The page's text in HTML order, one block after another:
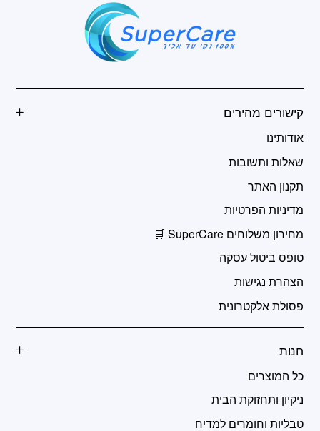
קישורים מהירים
אודותינו
שאלות ותשובות
תקנון האתר
מדיניות הפרטיות
מחירון משלוחים SuperCare 🛒
טופס ביטול עסקה
הצהרת נגישות
פסולת אלקטרונית
חנות
כל המוצרים
ניקיון ותחזוקת הבית
טבליות וחומרים למדיח